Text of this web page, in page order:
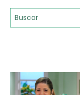
15'